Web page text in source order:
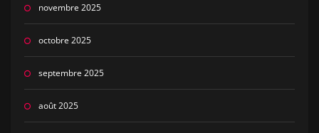
novembre 2025
octobre 2025
septembre 2025
août 2025